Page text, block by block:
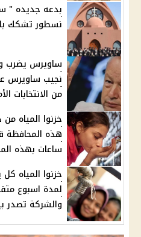
بدعه جديده "
نسطور تشكك
ساويرس يضرب
نجيب ساويرس
من الانتخابات
خزنوا المياه
ساعات بهذه
خزنوا المياه
لمدة اسبوع
والشركة تصدر